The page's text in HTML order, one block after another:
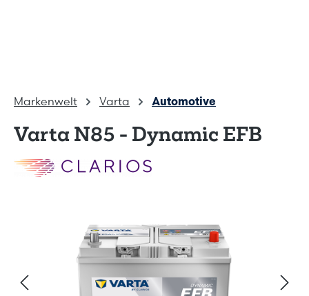
Markenwelt Varta Automotive
Varta N85 - Dynamic EFB